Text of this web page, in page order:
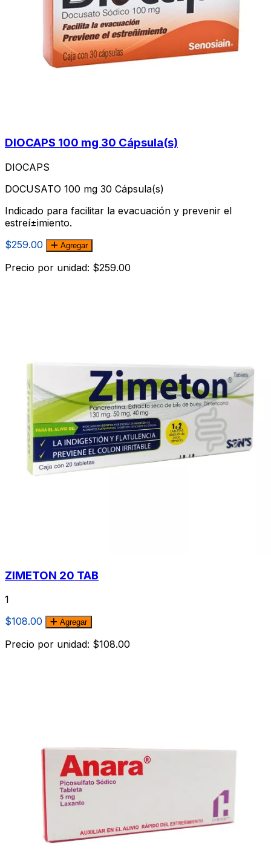
DIOCAPS 100 mg 30 Cápsula(s)
DIOCAPS
DOCUSATO 100 mg 30 Cápsula(s)
Indicado para facilitar la evacuación y prevenir el
estreí±imiento.
$259.00
Agregar
Precio por unidad: $259.00
ZIMETON 20 TAB
1
$108.00
Agregar
Precio por unidad: $108.00